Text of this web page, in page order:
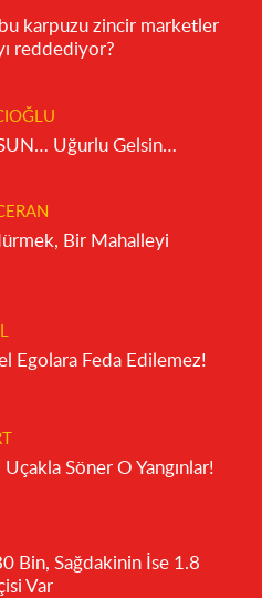
karpuzu zincir marketler
reddediyor?
HAYIRLI OLSUN… Uğurlu Gelsin…
Bir Mahalleyi
Egolara Feda Edilemez!
Söner O Yangınlar!
Bin, Sağdakinin İse 1.8
Var